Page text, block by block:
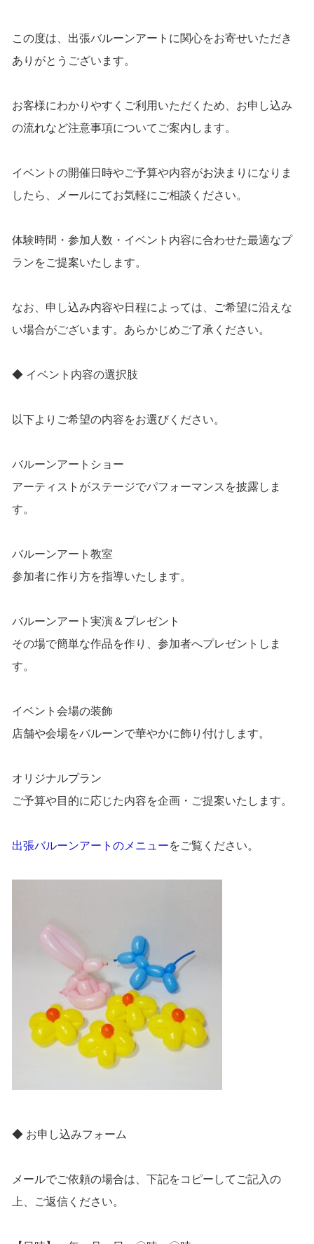
この度は、出張バルーンアートに関心をお寄せいただき
ありがとうございます。
お客様にわかりやすくご利用いただくため、お申し込み
の流れなど注意事項についてご案内します。
イベントの開催日時やご予算や内容がお決まりになりま
したら、メールにてお気軽にご相談ください。
体験時間・参加人数・イベント内容に合わせた最適なプ
ランをご提案いたします。
なお、申し込み内容や日程によっては、ご希望に沿えな
い場合がございます。あらかじめご了承ください。
◆ イベント内容の選択肢
以下よりご希望の内容をお選びください。
バルーンアートショー
アーティストがステージでパフォーマンスを披露しま
す。
バルーンアート教室
参加者に作り方を指導いたします。
バルーンアート実演＆プレゼント
その場で簡単な作品を作り、参加者へプレゼントしま
す。
イベント会場の装飾
店舗や会場をバルーンで華やかに飾り付けします。
オリジナルプラン
ご予算や目的に応じた内容を企画・ご提案いたします。
出張バルーンアートのメニューをご覧ください。
◆ お申し込みフォーム
メールでご依頼の場合は、下記をコピーしてご記入の
上、ご返信ください。